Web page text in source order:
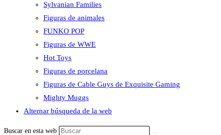
Sylvanian Families
Figuras de animales
FUNKO POP
Figuras de WWE
Hot Toys
Figuras de porcelana
Figuras de Cable Guys de Exquisite Gaming
Mighty Muggs
Alternar búsqueda de la web
Buscar en esta web